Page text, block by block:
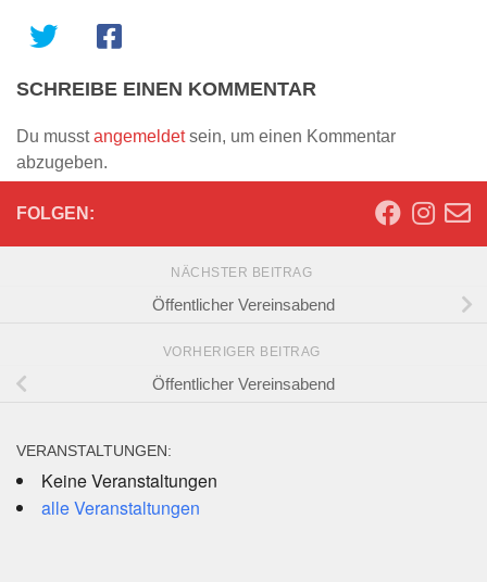
SCHREIBE EINEN KOMMENTAR
Du musstangemeldetsein, um einen Kommentar
abzugeben.
FOLGEN:
NÄCHSTER BEITRAG
Öffentlicher Vereinsabend
VORHERIGER BEITRAG
Öffentlicher Vereinsabend
VERANSTALTUNGEN:
Keine Veranstaltungen
alle Veranstaltungen